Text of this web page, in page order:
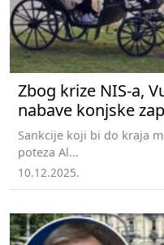
Zbog krize NIS-a,
nabave konjske
Sankcije koji bi do kraja
poteza Al...
10.12.2025.